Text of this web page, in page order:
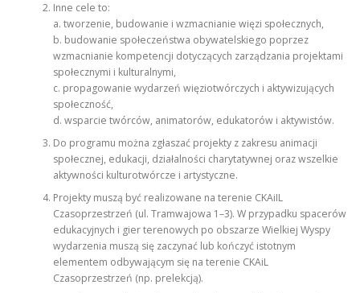
Inne cele to:
a. tworzenie, budowanie i wzmacnianie więzi społecznych,
b. budowanie społeczeństwa obywatelskiego poprzez
wzmacnianie kompetencji dotyczących zarządzania projektami
społecznymi i kulturalnymi,
c. propagowanie wydarzeń więziotwórczych i aktywizujących
społeczność,
d. wsparcie twórców, animatorów, edukatorów i aktywistów.
Do programu można zgłaszać projekty z zakresu animacji
społecznej, edukacji, działalności charytatywnej oraz wszelkie
aktywności kulturotwórcze i artystyczne.
Projekty muszą być realizowane na terenie CKAiIL
Czasoprzestrzeń (ul. Tramwajowa 1–3). W przypadku spacerów
edukacyjnych i gier terenowych po obszarze Wielkiej Wyspy
wydarzenia muszą się zaczynać lub kończyć istotnym
elementem odbywającym się na terenie CKAiL
Czasoprzestrzeń (np. prelekcją).